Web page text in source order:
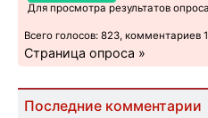
Для просмотра результатов
Всего голосов: 823, комментариев 1
Страница опроса »
Последние комментарии